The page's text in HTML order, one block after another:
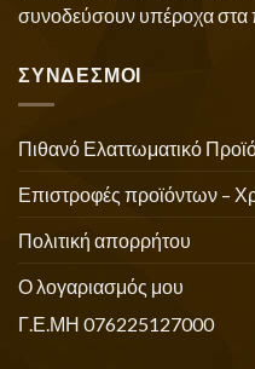
συνοδεύσουν υπέροχα στα
ΣΥΝΔΕΣΜΟΙ
Πιθανό Ελαττωματικό
Επιστροφές προϊόντων –
Πολιτική απορρήτου
Ο λογαριασμός μου
Γ.Ε.ΜΗ 076225127000